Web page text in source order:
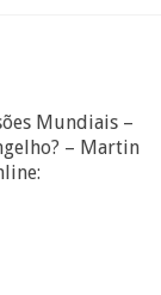
Mundiais –
– Martin